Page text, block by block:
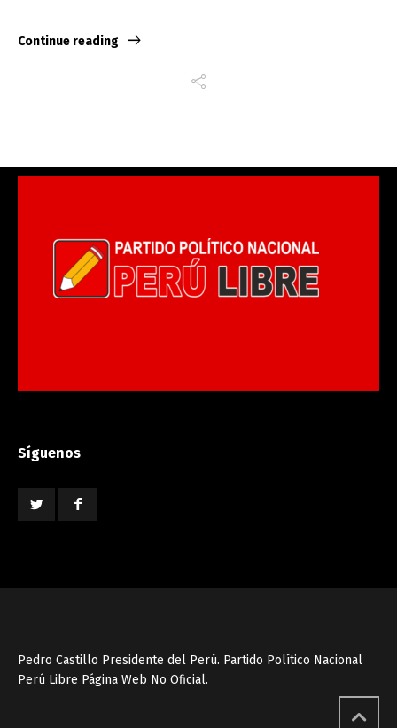
Continue reading
Síguenos
Pedro Castillo Presidente del Perú. Partido Político Nacional
Perú Libre Página Web No Oficial.